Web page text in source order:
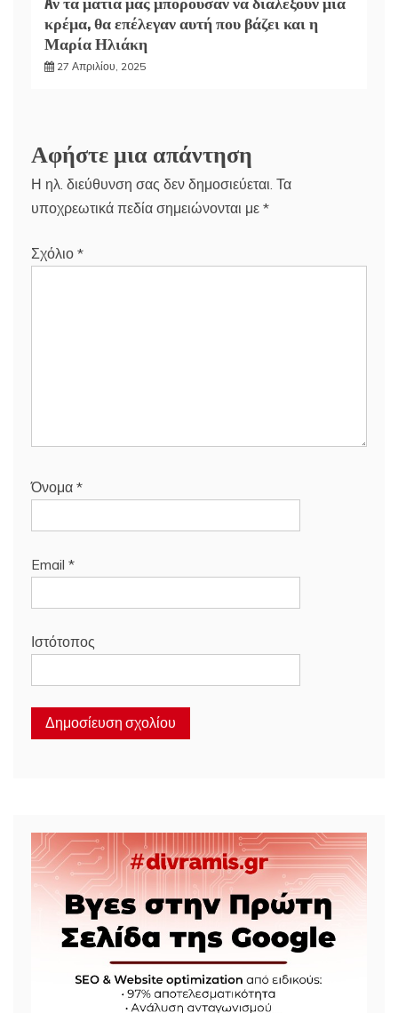
κρέμα, θα επέλεγαν αυτή που βάζει και η
Μαρία Ηλιάκη
27 Απριλίου, 2025
Αφήστε μια απάντηση
Η ηλ. διεύθυνση σας δεν δημοσιεύεται. Τα
υποχρεωτικά πεδία σημειώνονται με *
Σχόλιο *
Όνομα *
Email *
Ιστότοπος